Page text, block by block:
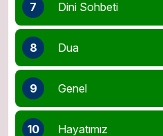
7 Dini Sohbeti
8 Dua
9 Genel
10 Hayatımız